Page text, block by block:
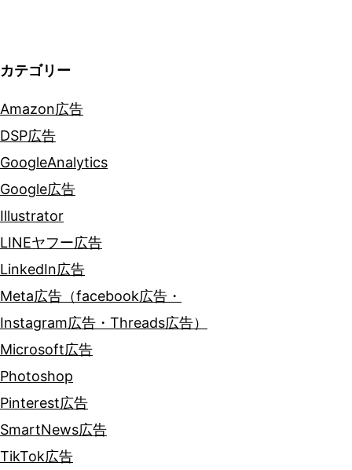
ン
カテゴリー
Amazon広告
DSP広告
GoogleAnalytics
Google広告
Illustrator
LINEヤフー広告
LinkedIn広告
Meta広告（facebook広告・
Instagram広告・Threads広告）
Microsoft広告
Photoshop
Pinterest広告
SmartNews広告
TikTok広告